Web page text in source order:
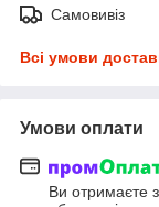
Самовивіз
Всі умови
Умови оплати
Ви отримаєте